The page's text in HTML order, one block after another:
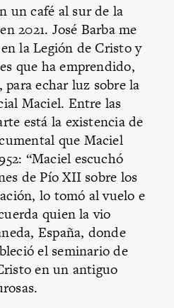
un café al sur de la
2021. José Barba me
la Legión de Cristo y
que ha emprendido,
, para echar luz sobre la
Maciel. Entre las
está la existencia de
que Maciel
“Maciel escuchó
de Pío XII sobre los
lo tomó al vuelo e
quien la vio
España, donde
el seminario de
en un antiguo